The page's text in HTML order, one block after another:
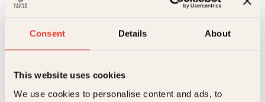
Consent Details About
This website uses cookies
We use cookies to personalise content and ads, to
Finn Schjøll, Marte Garmann Johnsen